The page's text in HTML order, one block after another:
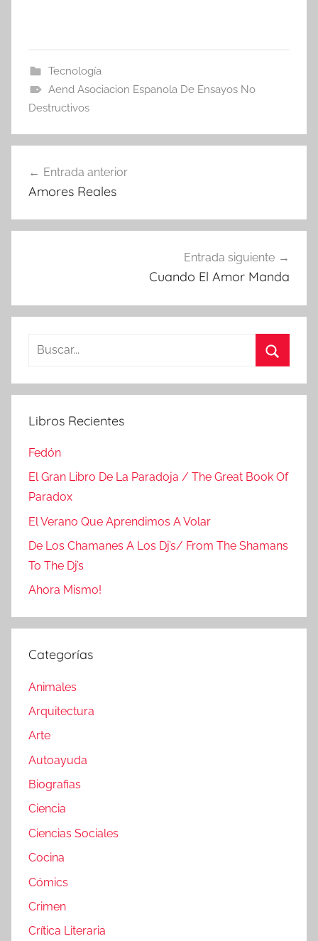
Tecnología
Aend Asociacion Espanola De Ensayos No
Destructivos
de
Entrada anterior
Amores Reales
Entrada siguiente
Cuando El Amor Manda
Buscar:
Libros Recientes
Fedón
El Gran Libro De La Paradoja / The Great Book Of
Paradox
El Verano Que Aprendimos A Volar
De Los Chamanes A Los Dj’s/ From The Shamans
To The Dj’s
Ahora Mismo!
Categorías
Animales
Arquitectura
Arte
Autoayuda
Biografias
Ciencia
Ciencias Sociales
Cocina
Cómics
Crimen
Crítica Literaria